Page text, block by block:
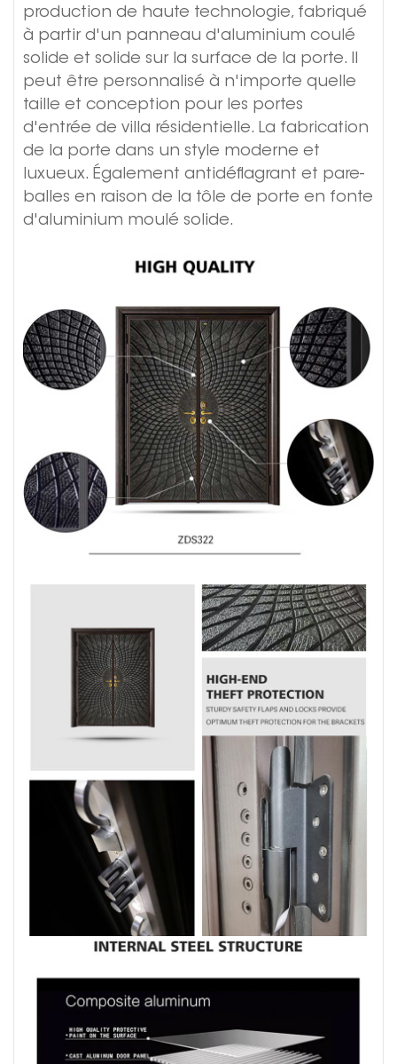
production de haute technologie, fabriqué
à partir d'un panneau d'aluminium coulé
solide et solide sur la surface de la porte. Il
peut être personnalisé à n'importe quelle
taille et conception pour les portes
d'entrée de villa résidentielle. La fabrication
de la porte dans un style moderne et
luxueux. Également antidéflagrant et pare-
balles en raison de la tôle de porte en fonte
d'aluminium moulé solide.